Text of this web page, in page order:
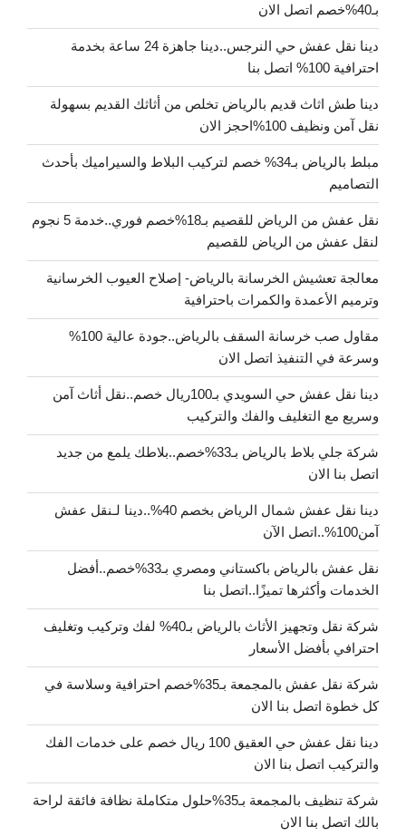
بـ40%خصم اتصل الان
دينا نقل عفش حي النرجس..دينا جاهزة 24 ساعة بخدمة
احترافية 100% اتصل بنا
دينا طش اثاث قديم بالرياض تخلص من أثاثك القديم بسهولة
نقل آمن ونظيف 100%احجز الان
مبلط بالرياض بـ34% خصم لتركيب البلاط والسيراميك بأحدث
التصاميم
نقل عفش من الرياض للقصيم بـ18%خصم فوري..خدمة 5 نجوم
لنقل عفش من الرياض للقصيم
معالجة تعشيش الخرسانة بالرياض- إصلاح العيوب الخرسانية
وترميم الأعمدة والكمرات باحترافية
مقاول صب خرسانة السقف بالرياض..جودة عالية 100%
وسرعة في التنفيذ اتصل الان
دينا نقل عفش حي السويدي بـ100ريال خصم..نقل أثاث آمن
وسريع مع التغليف والفك والتركيب
شركة جلي بلاط بالرياض بـ33%خصم..بلاطك يلمع من جديد
اتصل بنا الان
دينا نقل عفش شمال الرياض بخصم 40%..دينا لـنقل عفش
آمن100%..اتصل الآن
نقل عفش بالرياض باكستاني ومصري بـ33%خصم..أفضل
الخدمات وأكثرها تميزًا..اتصل بنا
شركة نقل وتجهيز الأثاث بالرياض بـ40% لفك وتركيب وتغليف
احترافي بأفضل الأسعار
شركة نقل عفش بالمجمعة بـ35%خصم احترافية وسلاسة في
كل خطوة اتصل بنا الان
دينا نقل عفش حي العقيق 100 ريال خصم على خدمات الفك
والتركيب اتصل بنا الان
شركة تنظيف بالمجمعة بـ35%حلول متكاملة نظافة فائقة لراحة
بالك اتصل بنا الان